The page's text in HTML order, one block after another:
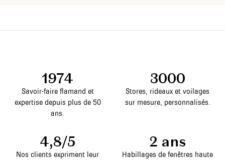
1974
Savoir-faire flamand et
expertise depuis plus de 50
ans.
3000
Stores, rideaux et voilages
sur mesure, personnalisés.
4,8/5
Nos clients expriment leur
2 ans
Habillages de fenêtres haute